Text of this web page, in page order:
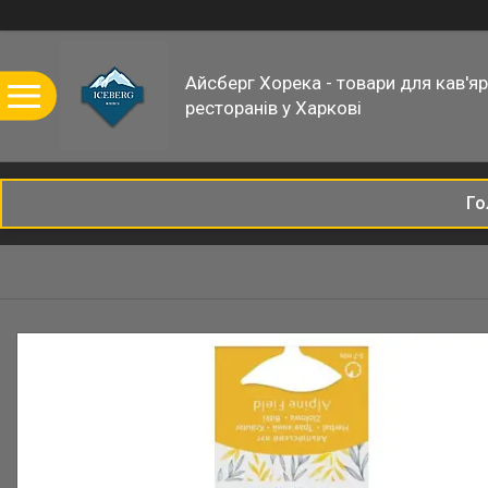
Айсберг Хорека - товари для
ресторанів у Харкові